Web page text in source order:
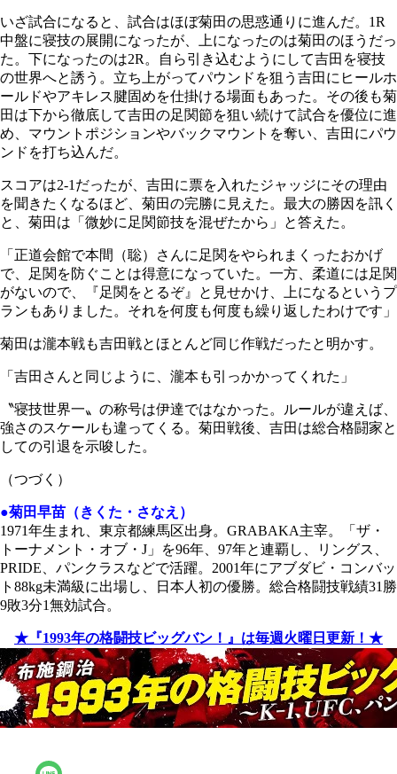
いざ試合になると、試合はほぼ菊田の思惑通りに進んだ。1R
中盤に寝技の展開になったが、上になったのは菊田のほうだっ
た。下になったのは2R。自ら引き込むようにして吉田を寝技
の世界へと誘う。立ち上がってパウンドを狙う吉田にヒールホ
ールドやアキレス腱固めを仕掛ける場面もあった。その後も菊
田は下から徹底して吉田の足関節を狙い続けて試合を優位に進
め、マウントポジションやバックマウントを奪い、吉田にパウ
ンドを打ち込んだ。
スコアは2-1だったが、吉田に票を入れたジャッジにその理由
を聞きたくなるほど、菊田の完勝に見えた。最大の勝因を訊く
と、菊田は「微妙に足関節技を混ぜたから」と答えた。
「正道会館で本間（聡）さんに足関をやられまくったおかげ
で、足関を防ぐことは得意になっていた。一方、柔道には足関
がないので、『足関をとるぞ』と見せかけ、上になるというプ
ランもありました。それを何度も何度も繰り返したわけです」
菊田は瀧本戦も吉田戦とほとんど同じ作戦だったと明かす。
「吉田さんと同じように、瀧本も引っかかってくれた」
〝寝技世界一〟の称号は伊達ではなかった。ルールが違えば、
強さのスケールも違ってくる。菊田戦後、吉田は総合格闘家と
しての引退を示唆した。
（つづく）
●菊田早苗（きくた・さなえ）
1971年生まれ、東京都練馬区出身。GRABAKA主宰。「ザ・
トーナメント・オブ・J」を96年、97年と連覇し、リングス、
PRIDE、パンクラスなどで活躍。2001年にアブダビ・コンバッ
ト88kg未満級に出場し、日本人初の優勝。総合格闘技戦績31勝
9敗3分1無効試合。
★『1993年の格闘技ビッグバン！』は毎週火曜日更新！★